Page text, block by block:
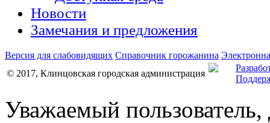
Новости
Замечания и предложения
Версия для слабовидящих Справочник горожанина
© 2017, Клинцовская городская администрация
Уважаемый